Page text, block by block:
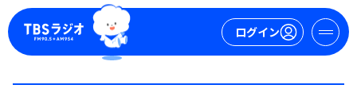
ログイン